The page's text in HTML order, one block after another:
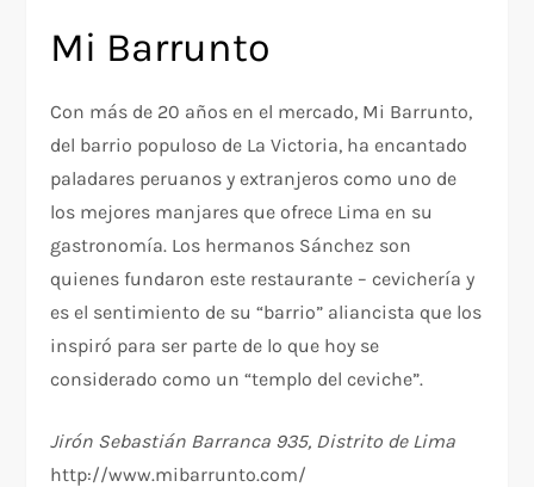
Mi Barrunto
Con más de 20 años en el mercado, Mi Barrunto,
del barrio populoso de La Victoria, ha encantado
paladares peruanos y extranjeros como uno de
los mejores manjares que ofrece Lima en su
gastronomía. Los hermanos Sánchez son
quienes fundaron este restaurante – cevichería y
es el sentimiento de su “barrio” aliancista que los
inspiró para ser parte de lo que hoy se
considerado como un “templo del ceviche”.
Jirón Sebastián Barranca 935, Distrito de Lima
http://www.mibarrunto.com/